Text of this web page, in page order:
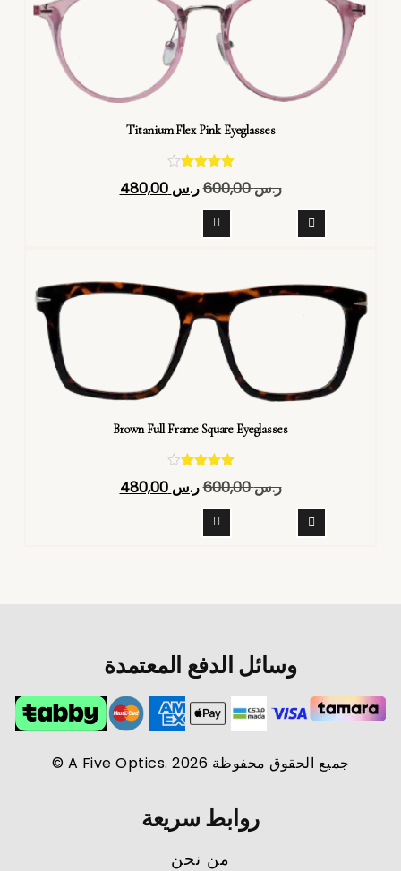
Titanium Flex Pink Eyeglasses
تم التقييم
4.40
ر.س600,00 ر.س 480,00
Brown Full Frame Square Eyeglasses
تم التقييم
4.40
ر.س600,00 ر.س 480,00
وسائل الدفع المعتمدة
جميع الحقوق محفوظة A Five Optics. 2026 ©
روابط سريعة
من نحن